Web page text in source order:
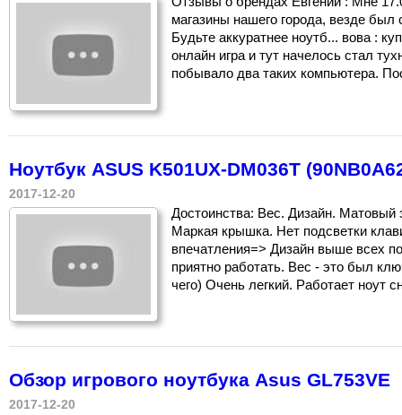
магазины нашего города, везде
Будьте аккуратнее ноутб... вова :
онлайн игра и тут начелось стал
побывало два таких компьютера.
Ноутбук ASUS K501UX-DM036T
2017-12-20
Достоинства: Вес. Дизайн. Матовый
Маркая крышка. Нет подсветки
впечатления=> Дизайн выше всех
приятно работать. Вес - это был
чего) Очень легкий. Работает ноут
Обзор игрового ноутбука Asus GL753VE
2017-12-20